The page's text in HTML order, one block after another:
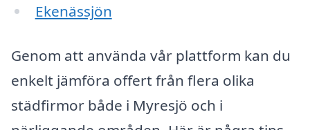
Ekenässjön
Genom att använda vår plattform kan du
enkelt jämföra offert från flera olika
städfirmor både i Myresjö och i